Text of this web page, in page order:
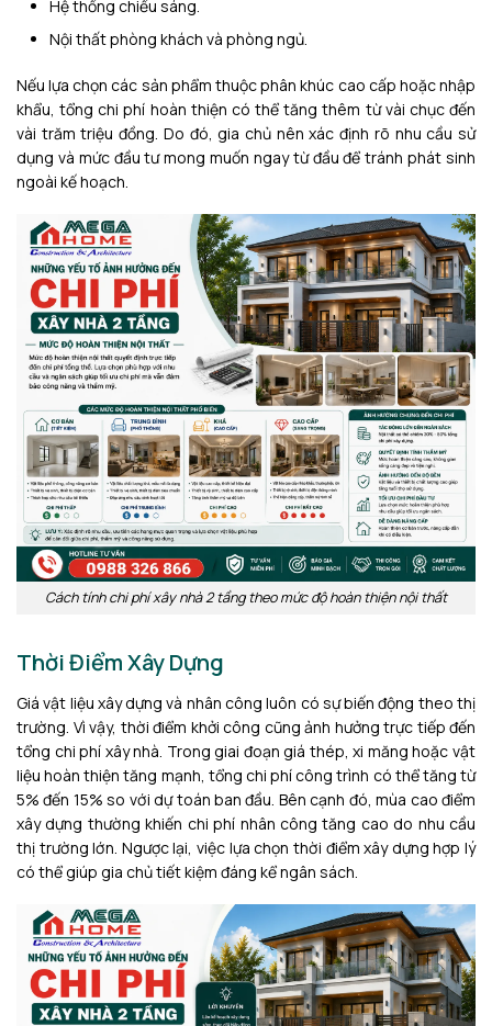
Hệ thống chiếu sáng.
Nội thất phòng khách và phòng ngủ.
Nếu lựa chọn các sản phẩm thuộc phân khúc cao cấp hoặc nhập
khẩu, tổng chi phí hoàn thiện có thể tăng thêm từ vài chục đến
vài trăm triệu đồng. Do đó, gia chủ nên xác định rõ nhu cầu sử
dụng và mức đầu tư mong muốn ngay từ đầu để tránh phát sinh
ngoài kế hoạch.
Cách tính chi phí xây nhà 2 tầng theo mức độ hoàn thiện nội thất
Thời Điểm Xây Dựng
Giá vật liệu xây dựng và nhân công luôn có sự biến động theo thị
trường. Vì vậy, thời điểm khởi công cũng ảnh hưởng trực tiếp đến
tổng chi phí xây nhà. Trong giai đoạn giá thép, xi măng hoặc vật
liệu hoàn thiện tăng mạnh, tổng chi phí công trình có thể tăng từ
5% đến 15% so với dự toán ban đầu. Bên cạnh đó, mùa cao điểm
xây dựng thường khiến chi phí nhân công tăng cao do nhu cầu
thị trường lớn. Ngược lại, việc lựa chọn thời điểm xây dựng hợp lý
có thể giúp gia chủ tiết kiệm đáng kể ngân sách.